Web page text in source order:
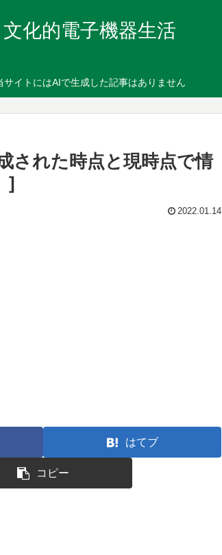
文化的電子機器生活
サイトにはAIで生成した記事はありません
された時点と現時点で情
]
2022.01.14
はてブ
コピー